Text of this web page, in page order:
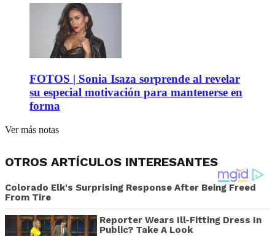
FOTOS | Sonia Isaza sorprende al revelar
su especial motivación para mantenerse en
forma
Ver más notas
OTROS ARTÍCULOS INTERESANTES
Colorado Elk's Surprising Response After Being Freed
From Tire
Reporter Wears Ill-Fitting Dress In
Public? Take A Look